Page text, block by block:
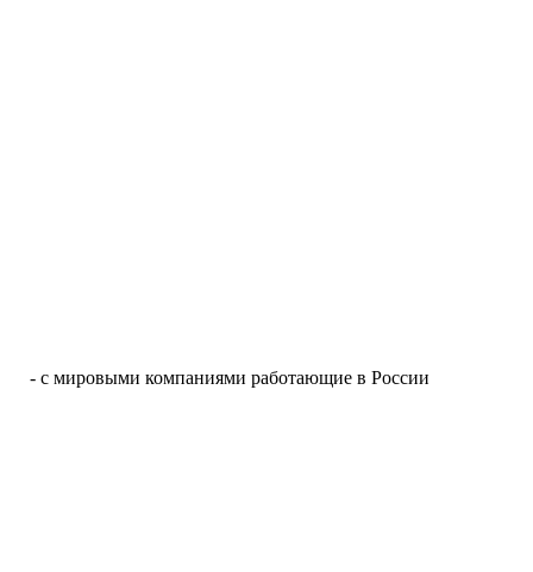
- с мировыми компаниями работающие в России